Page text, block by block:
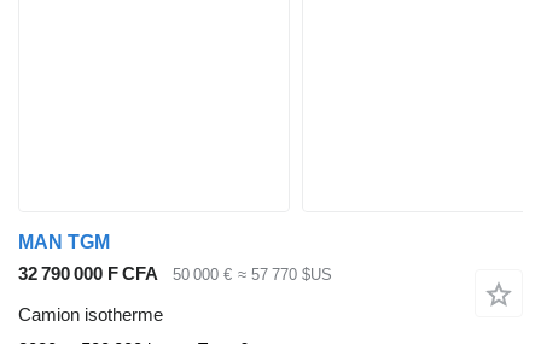
MAN TGM
32 790 000 F CFA
50 000 € ≈ 57 770 $US
Camion isotherme